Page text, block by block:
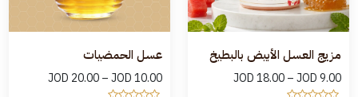
مزيج العسل الأبيض بالبطيخ
JOD9.00
–
JOD18.00
عسل الحمضيات
JOD10.00
–
JOD 20.00